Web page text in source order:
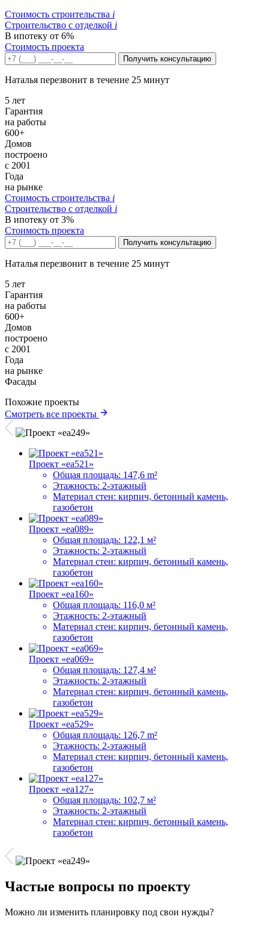
Стоимость строительства i
Строительство c отделкой i
В ипотеку от 6%
Стоимость проекта
Получить консультацию
Наталья перезвонит в течение 25 минут
5 лет
Гарантия
на работы
600+
Домов
построено
с 2001
Года
на рынке
Стоимость строительства i
Строительство c отделкой i
В ипотеку от 3%
Стоимость проекта
Получить консультацию
Наталья перезвонит в течение 25 минут
5 лет
Гарантия
на работы
600+
Домов
построено
с 2001
Года
на рынке
Фасады
Похожие проекты
Смотреть все проекты
Проект «ea521»
Общая площадь: 147,6 m²
Этажность: 2-этажный
Материал стен: кирпич, бетонный камень,
газобетон
Проект «ea089»
Общая площадь: 122,1 м²
Этажность: 2-этажный
Материал стен: кирпич, бетонный камень,
газобетон
Проект «ea160»
Общая площадь: 116,0 м²
Этажность: 2-этажный
Материал стен: кирпич, бетонный камень,
газобетон
Проект «ea069»
Общая площадь: 127,4 м²
Этажность: 2-этажный
Материал стен: кирпич, бетонный камень,
газобетон
Проект «ea529»
Общая площадь: 126,7 m²
Этажность: 2-этажный
Материал стен: кирпич, бетонный камень,
газобетон
Проект «ea127»
Общая площадь: 102,7 м²
Этажность: 2-этажный
Материал стен: кирпич, бетонный камень,
газобетон
Частые вопросы по проекту
Можно ли изменить планировку под свои нужды?